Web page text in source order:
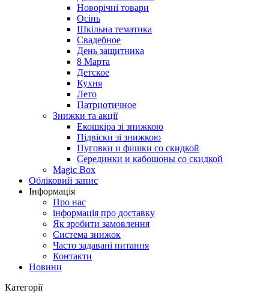
Новорічні товари
Осінь
Шкільна тематика
Свадебное
День защитника
8 Марта
Детское
Кухня
Лето
Патриотичное
Знижки та акції
Екошкіра зі знижкою
Підвіски зі знижкою
Пуговки и фишки со скидкой
Серединки и кабошоны со скидкой
Magic Box
Обліковий запис
Інформація
Про нас
інформація про доставку
Як зробити замовлення
Система знижок
Часто задавані питання
Контакти
Новини
Категорії